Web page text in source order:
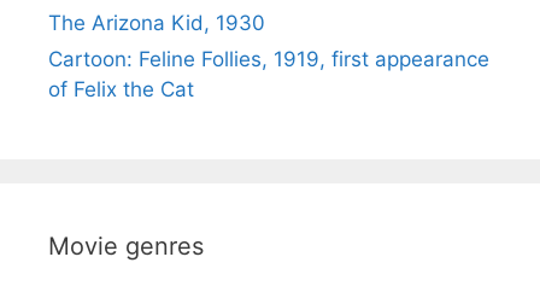
The Arizona Kid, 1930
Cartoon: Feline Follies, 1919, first appearance
of Felix the Cat
Movie genres